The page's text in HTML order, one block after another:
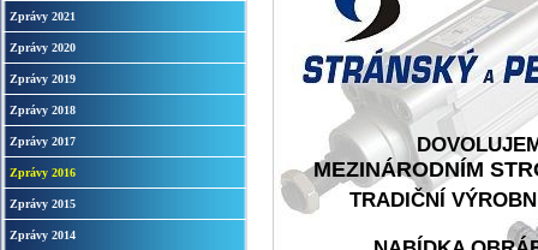
Zprávy 2021
Zprávy 2020
Zprávy 2019
Zprávy 2018
Zprávy 2017
Zprávy 2016
Zprávy 2015
Zprávy 2014
MEZINÁRODNÍM
TRADIČNÍ